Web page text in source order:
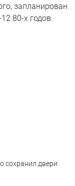
запланирован
80-х годов.
не первое
ещё не были
сохранил двери